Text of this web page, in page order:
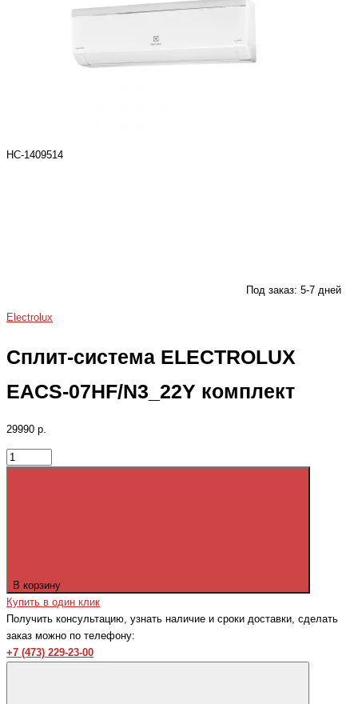
НС-1409514
Под заказ: 5-7 дней
Electrolux
Сплит-система ELECTROLUX
EACS-07HF/N3_22Y комплект
29990 р.
В корзину
Купить в один клик
Получить консультацию, узнать наличие и сроки доставки, сделать
заказ можно по телефону:
+7 (473) 229-23-00